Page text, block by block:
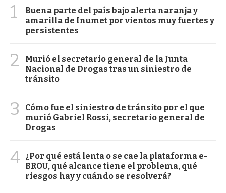
1
Buena parte del país bajo alerta naranja y
amarilla de Inumet por vientos muy fuertes y
persistentes
2
Murió el secretario general de la Junta
Nacional de Drogas tras un siniestro de
tránsito
3
Cómo fue el siniestro de tránsito por el que
murió Gabriel Rossi, secretario general de
Drogas
4 ¿Por qué está lenta o se cae la plataforma e-
BROU, qué alcance tiene el problema, qué
riesgos hay y cuándo se resolverá?